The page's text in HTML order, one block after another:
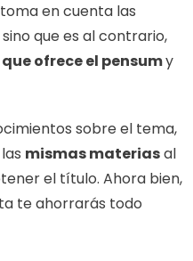
en cuenta las
que es al contrario,
que ofrece el pensum y
sobre el tema,
mismas materias al
el título. Ahora bien,
te ahorrarás todo